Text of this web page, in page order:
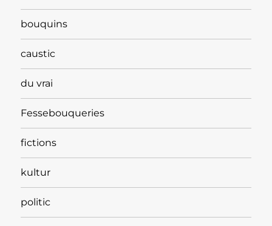
bouquins
caustic
du vrai
Fessebouqueries
fictions
kultur
politic